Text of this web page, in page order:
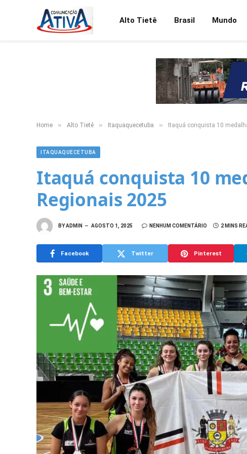
Alto Tietê Brasil Mundo
Home » Alto Tietê » Itaquaquecetuba » Itaquá conquista 10
ITAQUAQUECETUBA
Itaquá conquista 10
Regionais 2025
BYADMIN AGOSTO 1, 2025 NENHUM COMENTÁRIO 2 MINS
Facebook Twitter Pinterest